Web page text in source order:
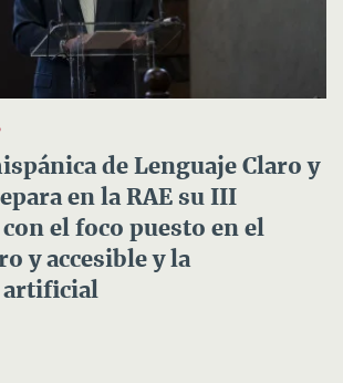
de Lenguaje Claro y
en la RAE su III
el foco puesto en el
y accesible y la
artificial